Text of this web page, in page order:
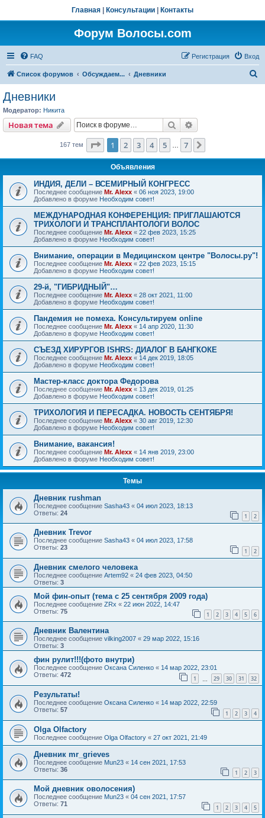
Главная Консультации Контакты
Форум Волосы.com
FAQ Вход
Регистрация
Список форумов Обсуждаем... Дневники
Дневники
Модератор: Hикита
Новая тема Поиск
167 тем Страница из
1 2 3 4 5 7
Объявления
ИНДИЯ, ДЕЛИ – ВСЕМИРНЫЙ КОНГРЕСС
Последнее сообщение Mr. Alexx « 06 ноя 2023, 19:00
Добавлено в форуме Необходим совет!
МЕЖДУНАРОДНАЯ КОНФЕРЕНЦИЯ: ПРИГЛАШАЮТСЯ
ТРИХОЛОГИ И ТРАНСПЛАНТОЛОГИ ВОЛОС
Последнее сообщение Mr. Alexx « 22 фев 2023, 15:25
Добавлено в форуме Необходим совет!
Внимание, операции в Медицинском центре "Волосы.ру"!
Последнее сообщение Mr. Alexx « 22 фев 2023, 15:15
Добавлено в форуме Необходим совет!
29-й, "ГИБРИДНЫЙ"…
Последнее сообщение Mr. Alexx « 28 окт 2021, 11:00
Добавлено в форуме Необходим совет!
Пандемия не помеха. Консультируем online
Последнее сообщение Mr. Alexx « 14 апр 2020, 11:30
Добавлено в форуме Необходим совет!
СЪЕЗД ХИРУРГОВ ISHRS: ДИАЛОГ В БАНГКОКЕ
Последнее сообщение Mr. Alexx « 14 дек 2019, 18:05
Добавлено в форуме Необходим совет!
Мастер-класс доктора Федорова
Последнее сообщение Mr. Alexx « 13 дек 2019, 01:25
Добавлено в форуме Необходим совет!
ТРИХОЛОГИЯ И ПЕРЕСАДКА. НОВОСТЬ СЕНТЯБРЯ!
Последнее сообщение Mr. Alexx « 30 авг 2019, 12:30
Добавлено в форуме Необходим совет!
Внимание, вакансия!
Последнее сообщение Mr. Alexx « 14 янв 2019, 23:00
Добавлено в форуме Необходим совет!
Темы
Дневник rushman
Последнее сообщение Sasha43 « 04 июл 2023, 18:13
Ответы: 24 1 2
Дневник Trevor
Последнее сообщение Sasha43 « 04 июл 2023, 17:58
Ответы: 23 1 2
Дневник смелого человека
Последнее сообщение Artem92 « 24 фев 2023, 04:50
Ответы: 3
Мой фин-опыт (тема с 25 сентября 2009 года)
Последнее сообщение ZRx « 22 июн 2022, 14:47
Ответы: 75 1 2 3 4 5 6
Дневник Валентина
Последнее сообщение vilking2007 « 29 мар 2022, 15:16
Ответы: 3
фин рулит!!!(фото внутри)
Последнее сообщение Оксана Силенко « 14 мар 2022, 23:01
Ответы: 472 1 29 30 31 32
Результаты!
Последнее сообщение Оксана Силенко « 14 мар 2022, 22:59
Ответы: 57 1 2 3 4
Olga Olfactory
Последнее сообщение Olga Olfactory « 27 окт 2021, 21:49
Дневник mr_grieves
Последнее сообщение Mun23 « 14 сен 2021, 17:53
Ответы: 36 1 2 3
Мой дневник оволосения)
Последнее сообщение Mun23 « 04 сен 2021, 17:57
Ответы: 71 1 2 3 4 5